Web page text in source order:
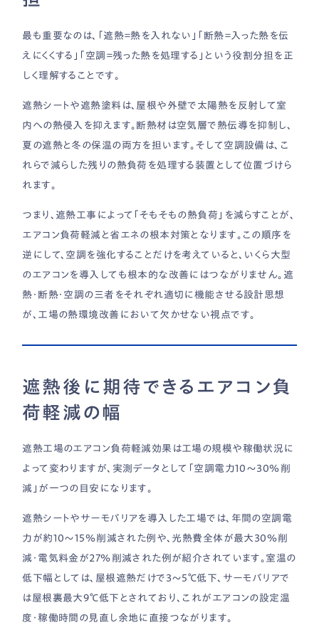
最も重要なのは、「遮熱＝熱を入れない」「断熱＝入った熱を伝
えにくくする」「空調＝残った熱を処理する」という役割分担を正
しく理解することです。
遮熱シートや遮熱塗料は、屋根や外壁で太陽熱を反射して室
内への熱侵入を抑えます。断熱材は空気層で熱伝導を抑制し、
夏の遮熱と冬の保温の両方を担います。そして空調設備は、こ
れらで減らした残りの熱負荷を処理する装置として位置づけら
れます。
つまり、遮熱工事によって「そもそもの熱負荷」を減らすことが、
エアコン負荷軽減と省エネの根本対策となります。この順序を
逆にして、空調を強化することだけを考えていると、いくら大型
のエアコンを導入しても根本的な改善にはつながりません。遮
熱・断熱・空調の三者をそれぞれ適切に機能させる設計思想
が、工場の熱環境改善において欠かせない視点です。
遮熱後に期待できるエアコン負
荷軽減の幅
遮熱工場のエアコン負荷軽減効果は工場の規模や稼働状況に
よって変わりますが、実測データとして「空調電力10〜30％削
減」が一つの目安になります。
遮熱シートやサーモバリアを導入した工場では、年間の空調電
力が約10〜15％削減された例や、光熱費全体が最大30％削
減・電気料金が27％削減された例が紹介されています。室温の
低下幅としては、屋根遮熱だけで3〜5℃低下、サーモバリアで
は屋根裏最大9℃低下とされており、これがエアコンの設定温
度・稼働時間の見直し余地に直接つながります。